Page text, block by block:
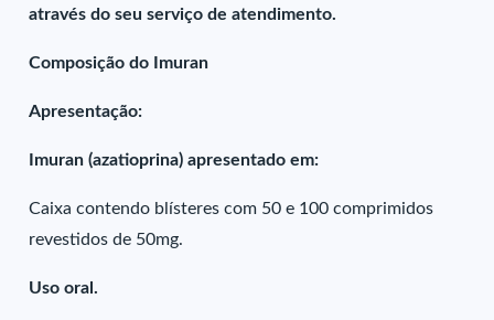
através do seu serviço de atendimento.
Composição do Imuran
Apresentação:
Imuran (azatioprina) apresentado em:
Caixa contendo blísteres com 50 e 100 comprimidos
revestidos de 50mg.
Uso oral.